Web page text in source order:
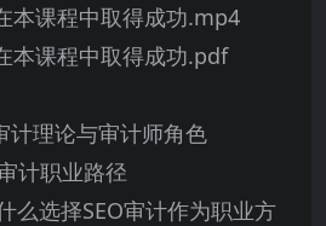
课程中取得成功.mp4
课程中取得成功.pdf
理论与审计师角色
职业路径
择SEO审计作为职业方